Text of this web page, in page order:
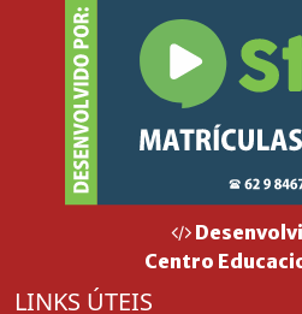
Centro
LINKS ÚTEIS